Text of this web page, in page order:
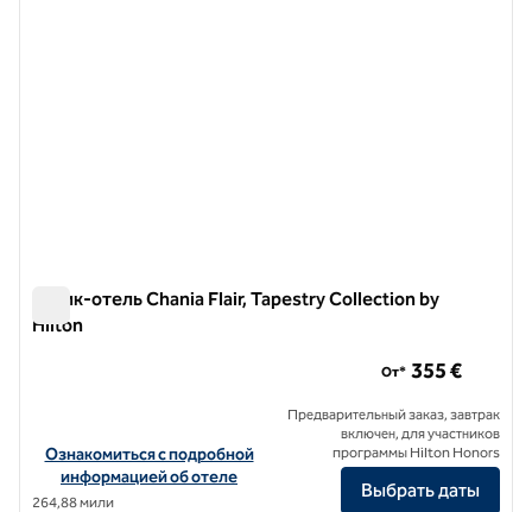
Бутик-отель Chania Flair, Tapestry Collection by
Hilton
Посмотреть информацию об отеле Chania Flair Boutique Hotel,
Ознакомиться с подробной
информацией об отеле
264,88 мили
От* 355 €
Предварительный заказ, завтрак
включен, для участников
программы Hilton Honors
Выбрать даты